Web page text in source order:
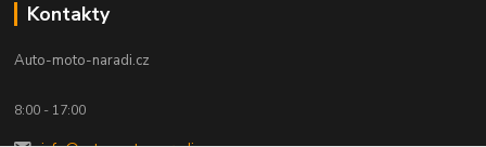
Kontakty
Auto-moto-naradi.cz
8:00 - 17:00